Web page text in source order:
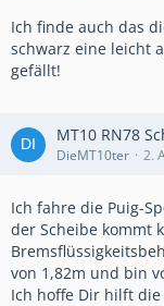
Ich finde auch das
schwarz eine leicht
gefällt!
MT10 RN78
DieMT10ter 2.
Ich fahre die Puig-
der Scheibe kommt
von 1,82m und bin
Ich hoffe Dir hilft